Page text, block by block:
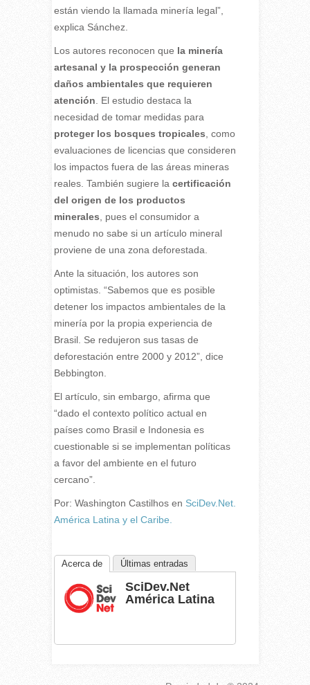
están viendo la llamada minería legal”,
explica Sánchez.
Los autores reconocen que la minería
artesanal y la prospección generan
daños ambientales que requieren
atención . El estudio destaca la
necesidad de tomar medidas para
proteger los bosques tropicales , como
evaluaciones de licencias que consideren
los impactos fuera de las áreas mineras
reales. También sugiere la certificación
del origen de los productos
minerales , pues el consumidor a
menudo no sabe si un artículo mineral
proviene de una zona deforestada.
Ante la situación, los autores son
optimistas. “Sabemos que es posible
detener los impactos ambientales de la
minería por la propia experiencia de
Brasil. Se redujeron sus tasas de
deforestación entre 2000 y 2012”, dice
Bebbington.
El artículo, sin embargo, afirma que
“dado el contexto político actual en
países como Brasil e Indonesia es
cuestionable si se implementan políticas
a favor del ambiente en el futuro
cercano”.
Por: Washington Castilhosen SciDev.Net.
América Latina y el Caribe.
Acerca de Últimas entradas
SciDev.Net
América Latina